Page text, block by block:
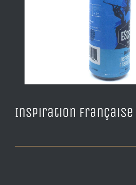
Inspiration Française